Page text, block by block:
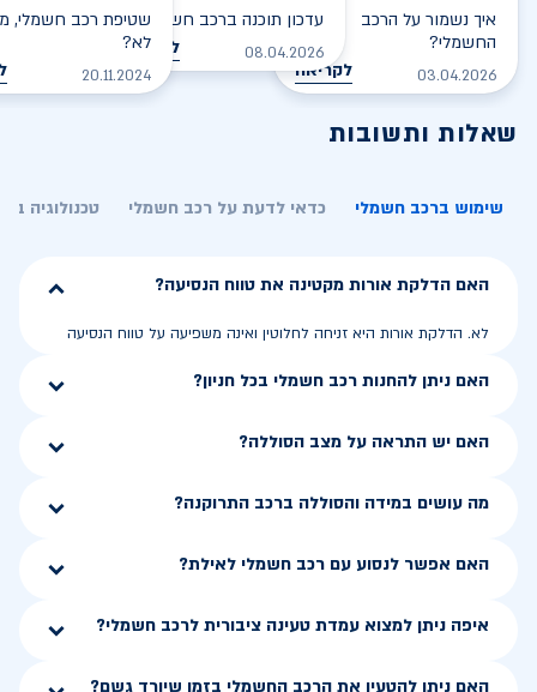
איך נשמור על הרכב
החשמלי?
03.04.2026 לקריאה
עדכון תוכנה ברכב חשמלי
08.04.2026 לקריאה
שטיפת רכב חשמלי,
לא?
20.11.2024
שאלות ותשובות
שימוש ברכב חשמלי כדאי לדעת על רכב חשמלי טכנולוגיה
האם הדלקת אורות מקטינה את טווח הנסיעה?
לא. הדלקת אורות היא זניחה לחלוטין ואינה משפיעה על טווח הנסיעה
האם ניתן להחנות רכב חשמלי בכל חניון?
האם יש התראה על מצב הסוללה?
מה עושים במידה והסוללה ברכב התרוקנה?
האם אפשר לנסוע עם רכב חשמלי לאילת?
איפה ניתן למצוא עמדת טעינה ציבורית לרכב חשמלי?
האם ניתן להטעין את הרכב החשמלי בזמן שיורד גשם?